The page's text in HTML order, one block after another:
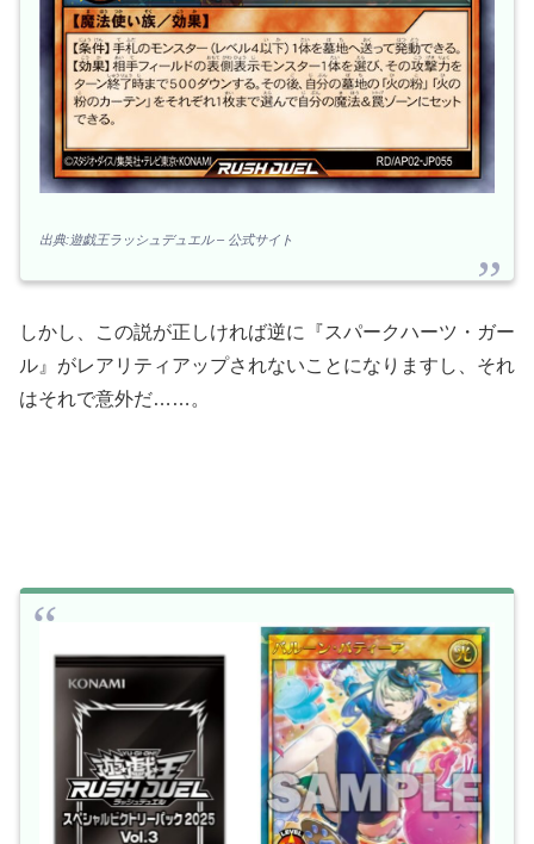
出典:遊戯王ラッシュデュエル – 公式サイト
しかし、この説が正しければ逆に『スパークハーツ・ガー
ル』がレアリティアップされないことになりますし、それ
はそれで意外だ……。